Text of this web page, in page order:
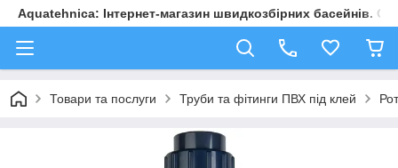
Aquatehnica: Інтернет-магазин швидкозбірних басейнів.
Товари та послуги Труби та фітинги ПВХ під клей